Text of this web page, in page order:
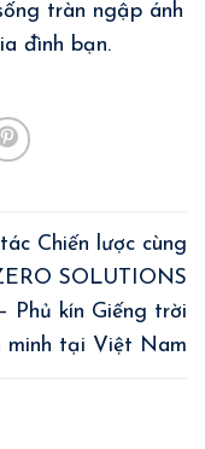
tràn ngập ánh
đình bạn.
Chiến lược cùng
SOLUTIONS
– Phủ kín Giếng trời
minh tại Việt Nam